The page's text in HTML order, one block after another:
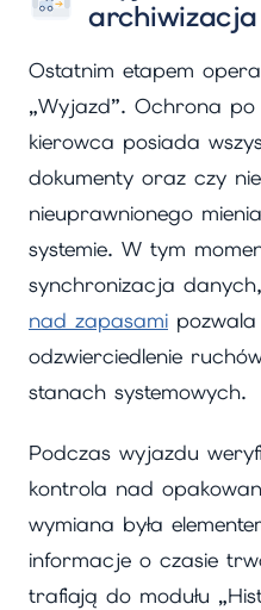
Ostatnim etapem
„Wyjazd”. Ochrona
kierowca posiada
dokumenty oraz czy
nieuprawnionego
systemie. W tym
synchronizacja
nad zapasami
odzwierciedlenie
stanach systemowych.
Podczas wyjazdu
kontrola nad
wymiana była
informacje o czasie
trafiają do modułu